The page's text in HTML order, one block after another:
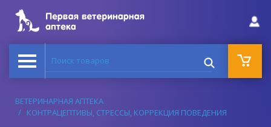
Поиск товаров
ВЕТЕРИНАРНАЯ АПТЕКА
КОНТРАЦЕПТИВЫ, СТРЕССЫ, КОРРЕКЦИЯ ПОВЕДЕНИЯ